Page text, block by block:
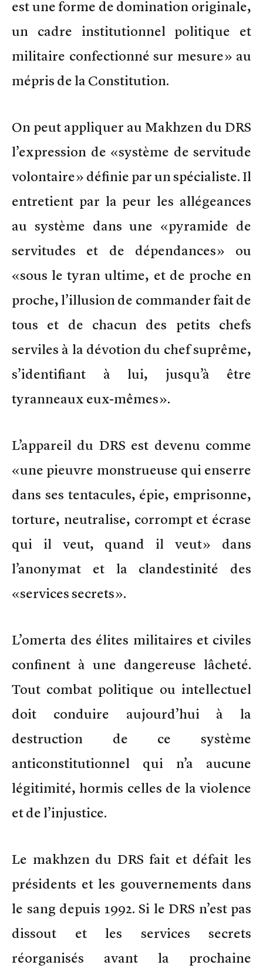
est une forme de domination originale,
un cadre institutionnel politique et
militaire confectionné sur mesure» au
mépris de la Constitution.
On peut appliquer au Makhzen du DRS
l’expression de «système de servitude
volontaire» définie par un spécialiste. Il
entretient par la peur les allégeances
au système dans une «pyramide de
servitudes et de dépendances» ou
«sous le tyran ultime, et de proche en
proche, l’illusion de commander fait de
tous et de chacun des petits chefs
serviles à la dévotion du chef suprême,
s’identifiant à lui, jusqu’à être
tyranneaux eux-mêmes».
L’appareil du DRS est devenu comme
«une pieuvre monstrueuse qui enserre
dans ses tentacules, épie, emprisonne,
torture, neutralise, corrompt et écrase
qui il veut, quand il veut» dans
l’anonymat et la clandestinité des
«services secrets».
L’omerta des élites militaires et civiles
confinent à une dangereuse lâcheté.
Tout combat politique ou intellectuel
doit conduire aujourd’hui à la
destruction de ce système
anticonstitutionnel qui n’a aucune
légitimité, hormis celles de la violence
et de l’injustice.
Le makhzen du DRS fait et défait les
présidents et les gouvernements dans
le sang depuis 1992. Si le DRS n’est pas
dissout et les services secrets
réorganisés avant la prochaine